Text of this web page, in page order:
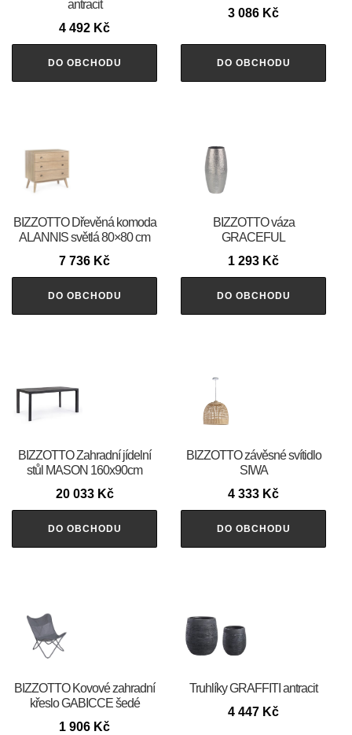
antracit
4 492 Kč
DO OBCHODU
3 086 Kč
DO OBCHODU
BIZZOTTO Dřevěná komoda
ALANNIS světlá 80×80 cm
7 736 Kč
DO OBCHODU
BIZZOTTO váza
GRACEFUL
1 293 Kč
DO OBCHODU
BIZZOTTO Zahradní jídelní
stůl MASON 160x90cm
20 033 Kč
DO OBCHODU
BIZZOTTO závěsné svítidlo
SIWA
4 333 Kč
DO OBCHODU
BIZZOTTO Kovové zahradní
křeslo GABICCE šedé
1 906 Kč
Truhlíky GRAFFITI antracit
4 447 Kč